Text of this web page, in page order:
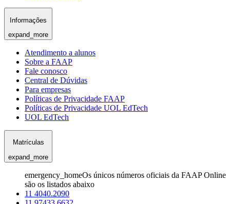
Informações
expand_more
Atendimento a alunos
Sobre a FAAP
Fale conosco
Central de Dúvidas
Para empresas
Políticas de Privacidade FAAP
Políticas de Privacidade UOL EdTech
UOL EdTech
Matrículas
expand_more
emergency_homeOs únicos números oficiais da FAAP Online
são os listados abaixo
11 4040.2090